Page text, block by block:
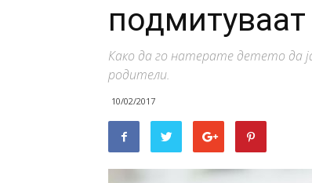
подмитуваат
Како да го натерате детето да
родители.
10/02/2017